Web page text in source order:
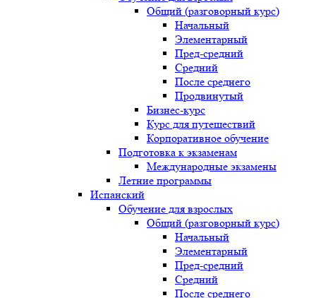
Общий (разговорный курс)
Начальный
Элементарный
Пред-средний
Средний
После среднего
Продвинутый
Бизнес-курс
Курс для путешествий
Корпоративное обучение
Подготовка к экзаменам
Международные экзамены
Летние программы
Испанский
Обучение для взрослых
Общий (разговорный курс)
Начальный
Элементарный
Пред-средний
Средний
После среднего